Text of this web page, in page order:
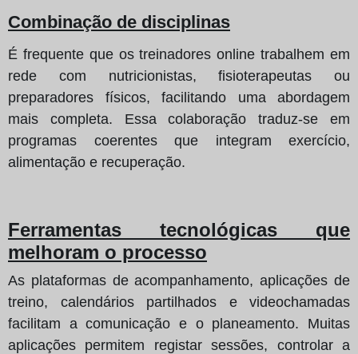
Combinação de disciplinas
É frequente que os treinadores online trabalhem em
rede com nutricionistas, fisioterapeutas ou
preparadores físicos, facilitando uma abordagem
mais completa. Essa colaboração traduz-se em
programas coerentes que integram exercício,
alimentação e recuperação.
Ferramentas tecnológicas que
melhoram o processo
As plataformas de acompanhamento, aplicações de
treino, calendários partilhados e videochamadas
facilitam a comunicação e o planeamento. Muitas
aplicações permitem registar sessões, controlar a